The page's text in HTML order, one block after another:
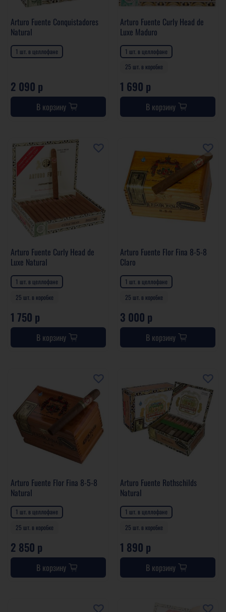
Arturo Fuente Conquistadores
Natural
1 шт. в целлофане
2 090 р
В корзину
Arturo Fuente Curly Head de
Luxe Maduro
1 шт. в целлофане
25 шт. в коробке
1 690 р
В корзину
Arturo Fuente Curly Head de
Luxe Natural
1 шт. в целлофане
25 шт. в коробке
1 750 р
В корзину
Arturo Fuente Flor Fina 8-5-8
Claro
1 шт. в целлофане
25 шт. в коробке
3 000 р
В корзину
Arturo Fuente Flor Fina 8-5-8
Natural
1 шт. в целлофане
25 шт. в коробке
2 850 р
В корзину
Arturo Fuente Rothschilds
Natural
1 шт. в целлофане
25 шт. в коробке
1 890 р
В корзину